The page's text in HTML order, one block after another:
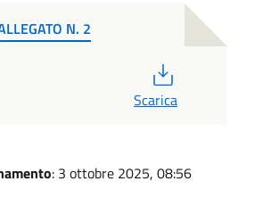
N. 2
Scarica
: 3 ottobre 2025, 08:56